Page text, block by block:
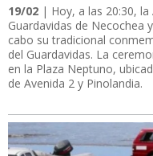
19/02 | Hoy, a las 20:30, la
Guardavidas de Necochea
cabo su tradicional
del Guardavidas. La
en la Plaza Neptuno,
de Avenida 2 y Pinolandia.